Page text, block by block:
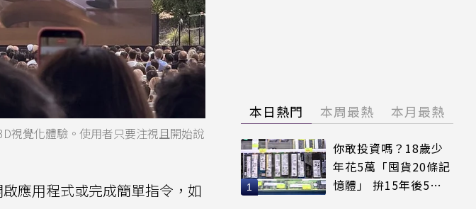
視覺化體驗。使用者只要注視且開始說
應用程式或完成簡單指令，如
本日熱門 本周最熱 本月最熱
你敢投資嗎？18歲少
年花5萬「囤貨20條記
憶體」 拚15年後5倍